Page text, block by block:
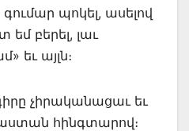
պոկել, ասելով
եմ բերել, լաւ
եւ այլն։
չիրականացաւ եւ
հինգտարով։